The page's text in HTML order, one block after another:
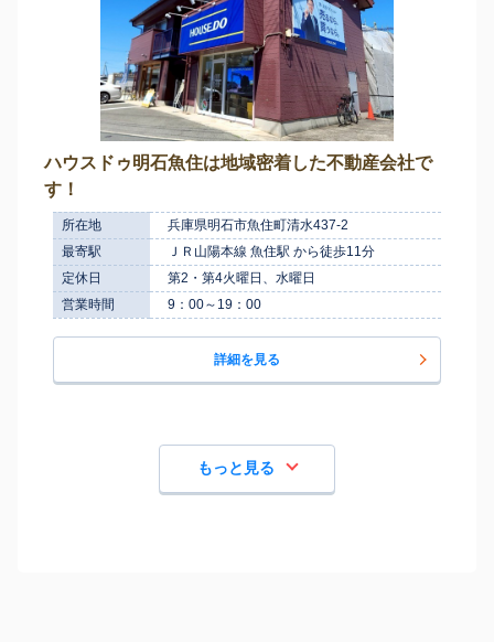
ハウスドゥ明石魚住は地域密着した不動産会社で
す！
所在地
兵庫県明石市魚住町清水437-2
最寄駅
ＪＲ山陽本線 魚住駅 から徒歩11分
定休日
第2・第4火曜日、水曜日
営業時間
9：00～19：00
詳細を見る
もっと見る